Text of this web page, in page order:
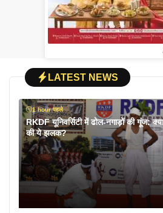
LATEST NEWS
1 hour पहले
RKDF यूनिवर्सिटी में ढोल-नगाड़ों की गूंज:
की ये झलक?